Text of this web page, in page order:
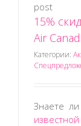
post
15%
Air
Категории:
Знаете